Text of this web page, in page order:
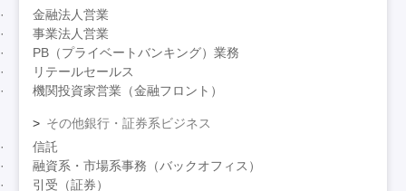
金融法人営業
事業法人営業
PB（プライベートバンキング）業務
リテールセールス
機関投資家営業（金融フロント）
その他銀行・証券系ビジネス
信託
融資系・市場系事務（バックオフィス）
引受（証券）